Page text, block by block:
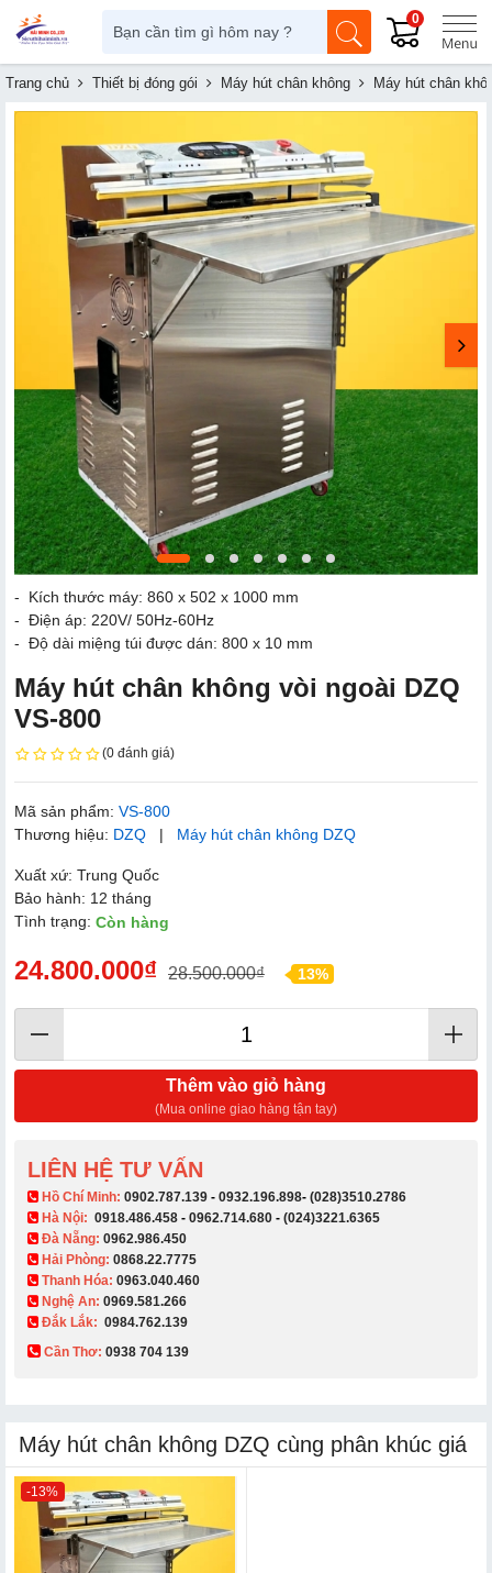
0
Trang chủ Thiết bị đóng gói Máy hút chân không Máy hút chân
- Kích thước máy: 860 x 502 x 1000 mm
- Điện áp: 220V/ 50Hz-60Hz
- Độ dài miệng túi được dán: 800 x 10 mm
Máy hút chân không vòi ngoài DZQ
VS-800
(0 đánh giá)
Mã sản phẩm: VS-800
Thương hiệu: DZQ | Máy hút chân không DZQ
Xuất xứ: Trung Quốc
Bảo hành: 12 tháng
Tình trạng: Còn hàng
24.800.000₫ 28.500.000₫ 13%
Thêm vào giỏ hàng
(Mua online giao hàng tận tay)
LIÊN HỆ TƯ VẤN
​ Hồ Chí Minh: 0902.787.139 - 0932.196.898- (028)3510.2786
Hà Nội: 0918.486.458 - 0962.714.680 - (024)3221.6365
Đà Nẵng: 0962.986.450
Hải Phòng: 0868.22.7775
Thanh Hóa: 0963.040.460
Nghệ An: 0969.581.266
Đắk Lắk: 0984.762.139
Cần Thơ: 0938 704 139​
Máy hút chân không DZQ cùng phân khúc giá
-13%